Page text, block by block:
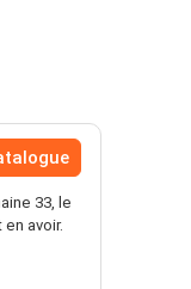
33, le
avoir.